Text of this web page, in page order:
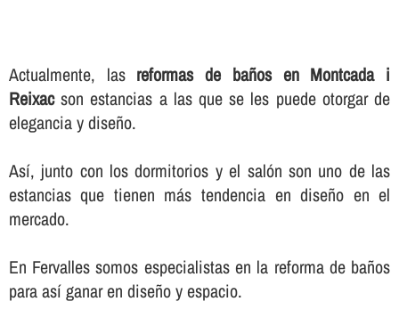
Actualmente, las reformas de baños en Montcada i
Reixacson estancias a las que se les puede otorgar de
elegancia y diseño.
Así­, junto con los dormitorios y el salón son uno de las
estancias que tienen más tendencia en diseño en el
mercado.
En Fervalles somos especialistas en la reforma de baños
para así­ ganar en diseño y espacio.